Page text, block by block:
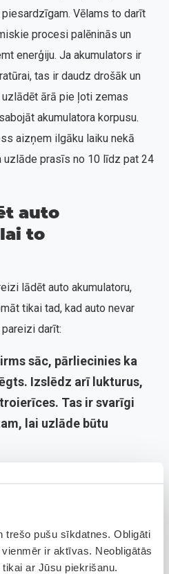
trešo pušu sīkdatnes. Obligāti
ir aktīvas. Neobligātās
ar Jūsu piekrišanu.
Vēlams to darīt
procesi palēninās un
enerģiju. Ja akumulators ir
tas ir daudz drošāk un
ārā pie ļoti zemas
akumulatora korpusu.
aizņem ilgāku laiku nekā
uzlāde prasīs no 10 līdz pat 24
auto
to
lādēt auto akumulatoru,
tikai tad, kad auto nevar
darīt:
sāc, pārliecinies ka
Izslēdz arī lukturus,
Tas ir svarīgi
lai uzlāde būtu
ieteicams to darīt
vietā. Arī reklāmās
to,kā sagatavot auto